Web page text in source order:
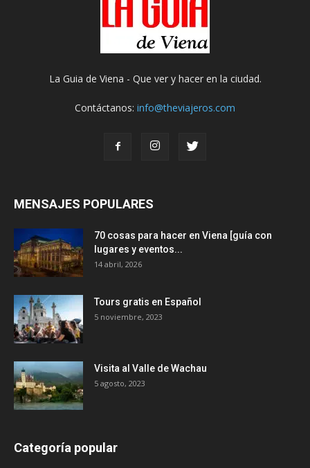
La Guia de Viena - Que ver y hacer en la ciudad.
Contáctanos: info@theviajeros.com
MENSAJES POPULARES
70 cosas para hacer en Viena [guía con
lugares y eventos...
14 abril, 2026
Tours gratis en Español
5 noviembre, 2023
Visita al Valle de Wachau
5 agosto, 2023
Categoría popular